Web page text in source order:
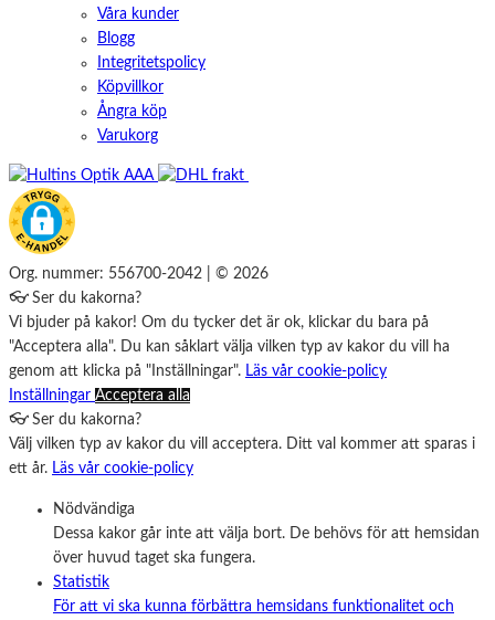
Våra kunder
Blogg
Integritetspolicy
Köpvillkor
Ångra köp
Varukorg
Org. nummer: 556700-2042 | © 2026
👓 Ser du kakorna?
Vi bjuder på kakor! Om du tycker det är ok, klickar du bara på
"Acceptera alla". Du kan såklart välja vilken typ av kakor du vill ha
genom att klicka på "Inställningar". Läs vår cookie-policy
Inställningar Acceptera alla
👓 Ser du kakorna?
Välj vilken typ av kakor du vill acceptera. Ditt val kommer att sparas i
ett år. Läs vår cookie-policy
Nödvändiga
Dessa kakor går inte att välja bort. De behövs för att hemsidan
över huvud taget ska fungera.
Statistik
För att vi ska kunna förbättra hemsidans funktionalitet och